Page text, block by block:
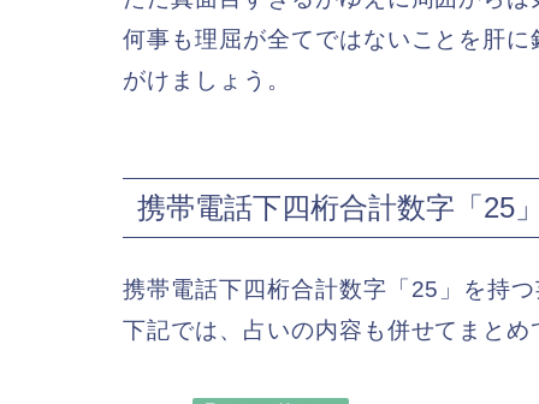
何事も理屈が全てではないことを肝
がけましょう。
携帯電話下四桁合計数字「25
携帯電話下四桁合計数字「25」を持
下記では、占いの内容も併せてまとめ